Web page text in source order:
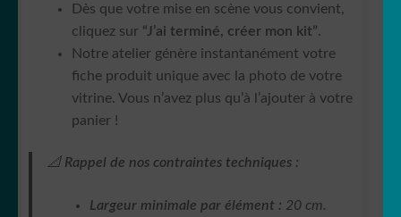
Dès que votre mise en scène vous convient,
cliquez sur “J’ai terminé, créer mon kit”.
Notre atelier génère instantanément votre
fiche produit unique avec la photo de votre
vitrine. Vous n’avez plus qu’à l’ajouter à votre
panier !
📐 Rappel de nos contraintes techniques :
Largeur minimale par élément : 20 cm.